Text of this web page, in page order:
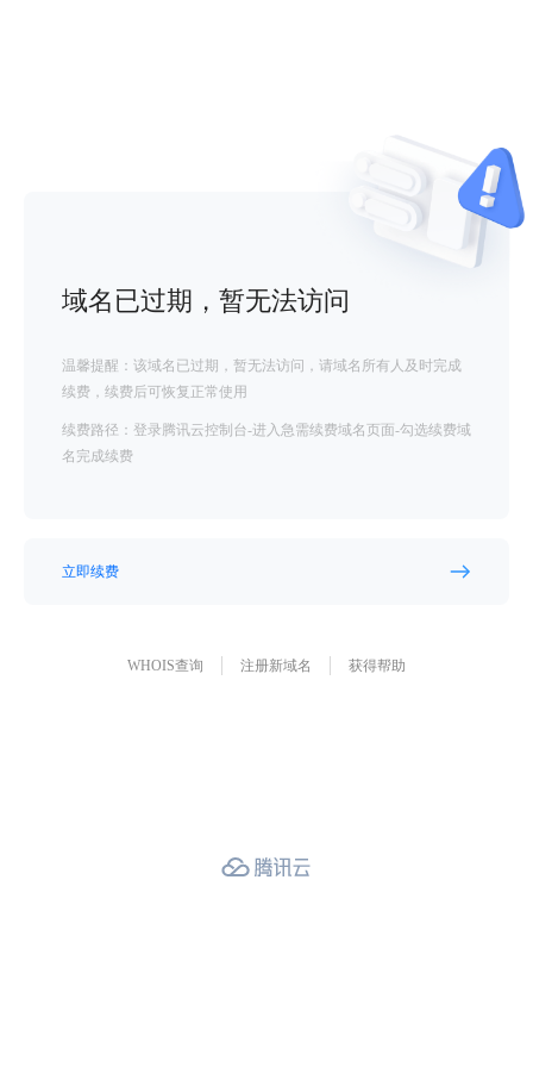
域名已过期，暂无法访问
温馨提醒：该域名已过期，暂无法访问，请域名所有人及时完成
续费，续费后可恢复正常使用
续费路径：登录腾讯云控制台-进入急需续费域名页面-勾选续费域
名完成续费
立即续费
WHOIS查询 注册新域名 获得帮助